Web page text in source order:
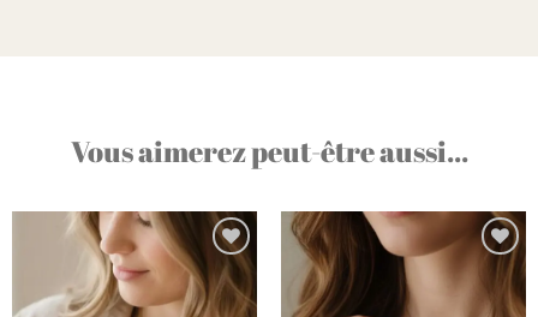
Vous aimerez peut-être aussi...
Ajouter
à la liste
d’envies
Ajouter
à la liste
d’envies